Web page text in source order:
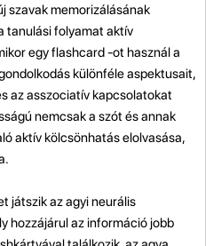
szavak memorizálásának
tanulási folyamat aktív
egy flashcard -ot használ a
különféle aspektusait,
az asszociatív kapcsolatokat
nemcsak a szót és annak
aktív kölcsönhatás elolvasása,
játszik az agyi neurális
hozzájárul az információ jobb